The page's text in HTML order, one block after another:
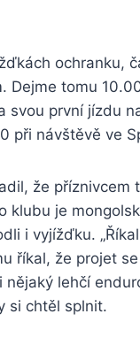
ochranku,
Dejme tomu
svou první jízdu
při návštěvě ve
že
klubu je
i vyjížďku.
říkal, že projet
lehčí
si chtěl splnit.